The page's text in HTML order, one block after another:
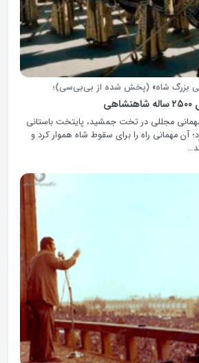
بزرگ شاه» (پخش شده از بی‌بی‌سی)؛
ایران مهمانی مجللی در تخت جمشید، پایتخت باستانی
آن مهمانی راه را برای سقوط شاه هموار کرد و